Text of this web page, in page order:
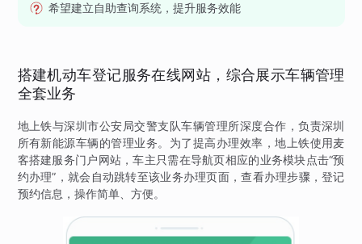
希望建立自助查询系统，提升服务效能
搭建机动车登记服务在线网站，综合展示车辆管理
全套业务
地上铁与深圳市公安局交警支队车辆管理所深度合作，负责深圳
所有新能源车辆的管理业务。为了提高办理效率，地上铁使用麦
客搭建服务门户网站，车主只需在导航页相应的业务模块点击“预
约办理”，就会自动跳转至该业务办理页面，查看办理步骤，登记
预约信息，操作简单、方便。